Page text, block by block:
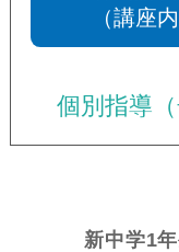
（講座
個別指導（
新中学1